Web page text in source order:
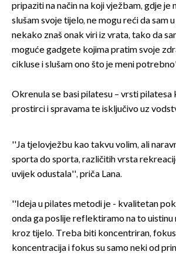
pripaziti na način na koji vježbam, gdje je
slušam svoje tijelo, ne mogu reći da sam
nekako znaš onak viri iz vrata, tako da
moguće gadgete kojima pratim svoje
cikluse i slušam ono što je meni
Okrenula se basi pilatesu – vrsti pilatesa
prostirci i spravama te isključivo uz
''Ja tjelovježbu kao takvu volim, ali
sporta do sporta, različitih vrsta
uvijek odustala'', priča Lana.
''Ideja u pilates metodi je - kvalitetan
onda ga poslije reflektiramo na to
kroz tijelo. Treba biti koncentriran,
koncentracija i fokus su samo neki od